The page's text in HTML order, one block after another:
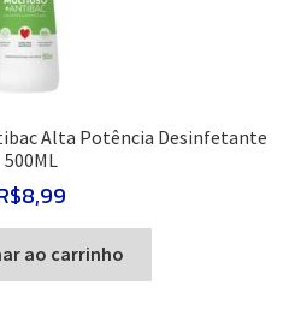
Alta Potência Desinfetante
500ML
8,99
ao carrinho